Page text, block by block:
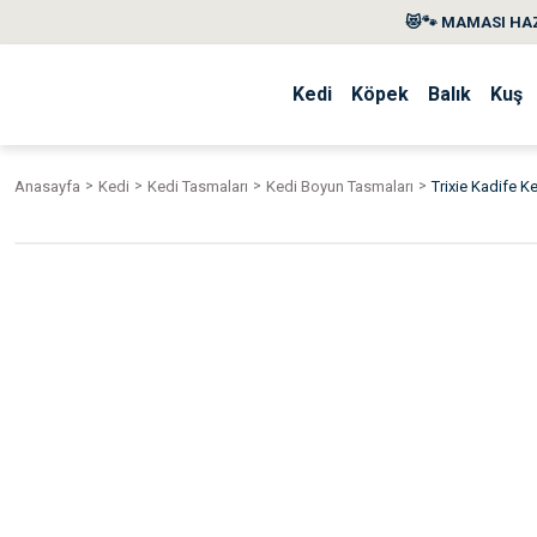
😻🐾 MAMASI
Kedi Köpek Balık Kuş
Anasayfa Kedi Kedi Tasmaları Kedi Boyun Tasmaları Trixie Kadife